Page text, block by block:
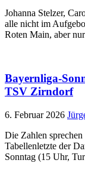
Johanna Stelzer,
alle nicht im
Roten Main, aber nur
Bayernliga-
TSV Zirndorf
6. Februar 2026
Die Zahlen
Tabellenletzte der
Sonntag (15 Uhr,